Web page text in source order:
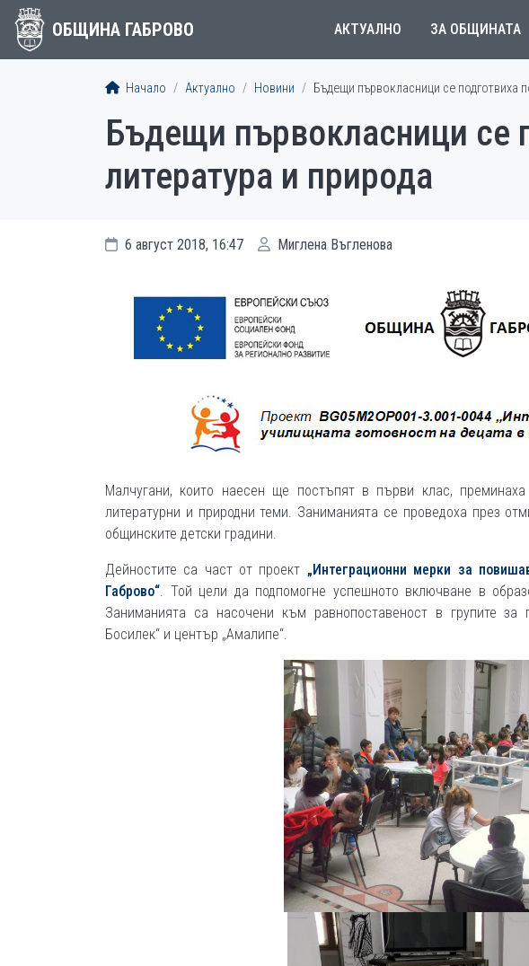
ОБЩИНА ГАБРОВО АКТУАЛНО ЗА ОБЩИНАТА
Начало Актуално Новини Бъдещи първокласници се подготвиха
Бъдещи първокласници се
литература и природа
6 август 2018, 16:47 Миглена Въгленова
Малчугани, които наесен ще постъпят в първи клас, преминаха
литературни и природни теми. Заниманията се проведоха през
общинските детски градини.
Дейностите са част от проект „Интеграционни мерки за
Габрово“. Той цели да подпомогне успешното включване в
Заниманията са насочени към равнопоставеност в групите за
Босилек“ и център „Амалипе“.